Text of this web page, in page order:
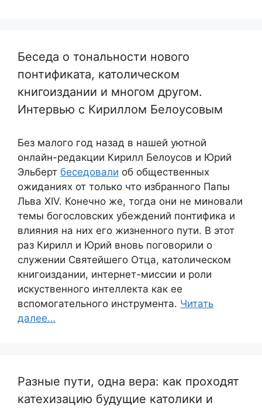
Беседа о тональности нового
понтификата, католическом
книгоиздании и многом другом.
Интервью с Кириллом Белоусовым
Без малого год назад в нашей уютной
онлайн-редакции Кирилл Белоусов и Юрий
Эльберт беседовали об общественных
ожиданиях от только что избранного Папы
Льва XIV. Конечно же, тогда они не миновали
темы богословских убеждений понтифика и
влияния на них его жизненного пути. В этот
раз Кирилл и Юрий вновь поговорили о
служении Святейшего Отца, католическом
книгоиздании, интернет-миссии и роли
искуственного интеллекта как ее
вспомогательного инструмента. Читать
далее…
Разные пути, одна вера: как проходят
катехизацию будущие католики и